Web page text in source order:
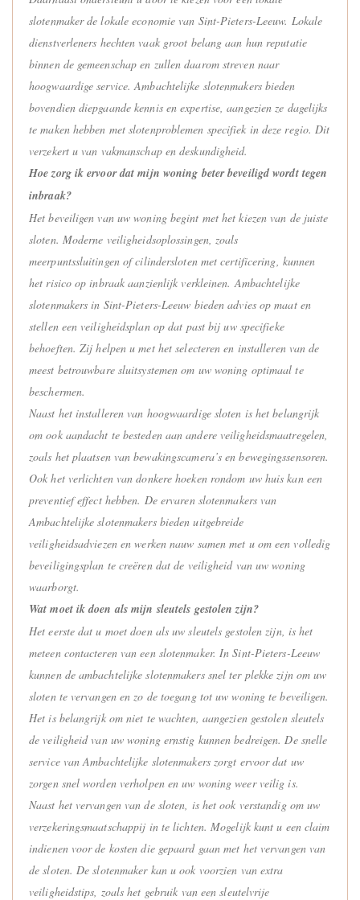
slotenmaker de lokale economie van Sint-Pieters-Leeuw. Lokale
dienstverleners hechten vaak groot belang aan hun reputatie
binnen de gemeenschap en zullen daarom streven naar
hoogwaardige service. Ambachtelijke slotenmakers bieden
bovendien diepgaande kennis en expertise, aangezien ze dagelijks
te maken hebben met slotenproblemen specifiek in deze regio. Dit
verzekert u van vakmanschap en deskundigheid.
Hoe zorg ik ervoor dat mijn woning beter beveiligd wordt tegen
inbraak?
Het beveiligen van uw woning begint met het kiezen van de juiste
sloten. Moderne veiligheidsoplossingen, zoals
meerpuntssluitingen of cilindersloten met certificering, kunnen
het risico op inbraak aanzienlijk verkleinen. Ambachtelijke
slotenmakers in Sint-Pieters-Leeuw bieden advies op maat en
stellen een veiligheidsplan op dat past bij uw specifieke
behoeften. Zij helpen u met het selecteren en installeren van de
meest betrouwbare sluitsystemen om uw woning optimaal te
beschermen.
Naast het installeren van hoogwaardige sloten is het belangrijk
om ook aandacht te besteden aan andere veiligheidsmaatregelen,
zoals het plaatsen van bewakingscamera’s en bewegingssensoren.
Ook het verlichten van donkere hoeken rondom uw huis kan een
preventief effect hebben. De ervaren slotenmakers van
Ambachtelijke slotenmakers bieden uitgebreide
veiligheidsadviezen en werken nauw samen met u om een volledig
beveiligingsplan te creëren dat de veiligheid van uw woning
waarborgt.
Wat moet ik doen als mijn sleutels gestolen zijn?
Het eerste dat u moet doen als uw sleutels gestolen zijn, is het
meteen contacteren van een slotenmaker. In Sint-Pieters-Leeuw
kunnen de ambachtelijke slotenmakers snel ter plekke zijn om uw
sloten te vervangen en zo de toegang tot uw woning te beveiligen.
Het is belangrijk om niet te wachten, aangezien gestolen sleutels
de veiligheid van uw woning ernstig kunnen bedreigen. De snelle
service van Ambachtelijke slotenmakers zorgt ervoor dat uw
zorgen snel worden verholpen en uw woning weer veilig is.
Naast het vervangen van de sloten, is het ook verstandig om uw
verzekeringsmaatschappij in te lichten. Mogelijk kunt u een claim
indienen voor de kosten die gepaard gaan met het vervangen van
de sloten. De slotenmaker kan u ook voorzien van extra
veiligheidstips, zoals het gebruik van een sleutelvrije